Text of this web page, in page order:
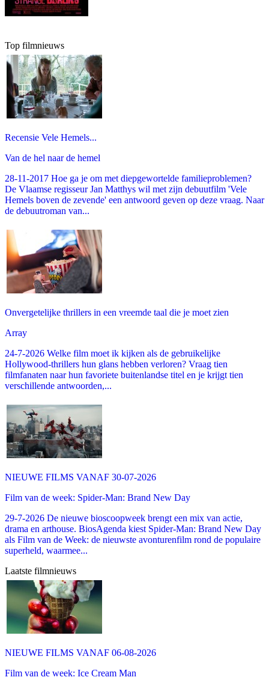
Top filmnieuws
Recensie Vele Hemels...
Van de hel naar de hemel
28-11-2017 Hoe ga je om met diepgewortelde familieproblemen?
De Vlaamse regisseur Jan Matthys wil met zijn debuutfilm 'Vele
Hemels boven de zevende' een antwoord geven op deze vraag. Naar
de debuutroman van...
Onvergetelijke thrillers in een vreemde taal die je moet zien
Array
24-7-2026 Welke film moet ik kijken als de gebruikelijke
Hollywood-thrillers hun glans hebben verloren? Vraag tien
filmfanaten naar hun favoriete buitenlandse titel en je krijgt tien
verschillende antwoorden,...
NIEUWE FILMS VANAF 30-07-2026
Film van de week: Spider-Man: Brand New Day
29-7-2026 De nieuwe bioscoopweek brengt een mix van actie,
drama en arthouse. BiosAgenda kiest Spider-Man: Brand New Day
als Film van de Week: de nieuwste avonturenfilm rond de populaire
superheld, waarmee...
Laatste filmnieuws
NIEUWE FILMS VANAF 06-08-2026
Film van de week: Ice Cream Man